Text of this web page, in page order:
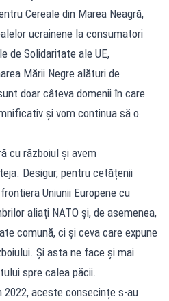
Cereale din Marea Neagră,
ucrainene la consumatori
de Solidaritate ale UE,
Mării Negre alături de
doar câteva domenii în care
și vom continua să o
cu războiul și avem
Desigur, pentru cetățenii
Uniunii Europene cu
aliați NATO și, de asemenea,
comună, ci și ceva care expune
Și asta ne face și mai
spre calea păcii.
2022, aceste consecințe s-au